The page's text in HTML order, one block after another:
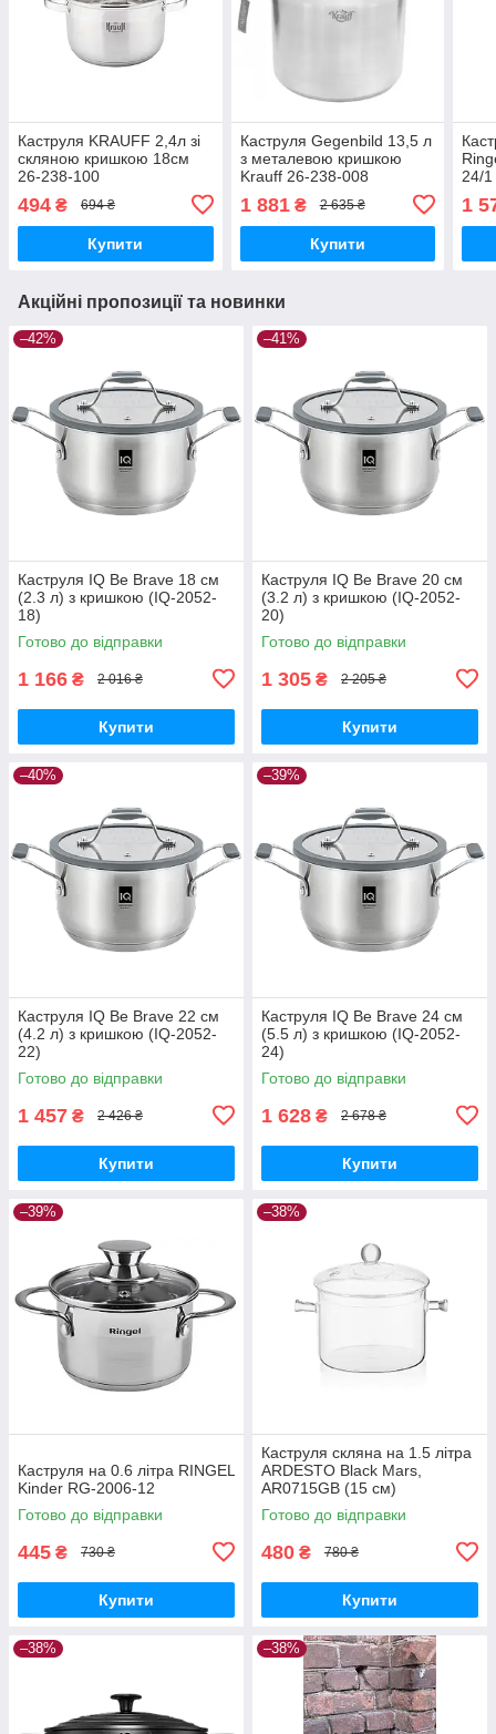
Каструля KRAUFF 2,4л зі
скляною кришкою 18см
26-238-100
494 ₴ 694 ₴
Купити
Каструля Gegenbild 13,5 л
з металевою кришкою
Krauff 26-238-008
1 881₴ 2 635 ₴
Купити
24/1
1
Акційні пропозиції та новинки
–42%
Каструля IQ Be Brave 18 см
(2.3 л) з кришкою (IQ-2052-
18)
Готово до відправки
1 166 ₴ 2 016 ₴
Купити
–41%
Каструля IQ Be Brave 20 см
(3.2 л) з кришкою (IQ-2052-
20)
Готово до відправки
1 305 ₴ 2 205 ₴
Купити
–40%
Каструля IQ Be Brave 22 см
(4.2 л) з кришкою (IQ-2052-
22)
Готово до відправки
1 457 ₴ 2 426 ₴
Купити
–39%
Каструля IQ Be Brave 24 см
(5.5 л) з кришкою (IQ-2052-
24)
Готово до відправки
1 628 ₴ 2 678 ₴
Купити
–39%
Каструля на 0.6 літра RINGEL
Kinder RG-2006-12
Готово до відправки
445 ₴ 730 ₴
Купити
–38%
Каструля скляна на 1.5 літра
ARDESTO Black Mars,
AR0715GB (15 см)
Готово до відправки
480 ₴ 780 ₴
Купити
–38% –38%